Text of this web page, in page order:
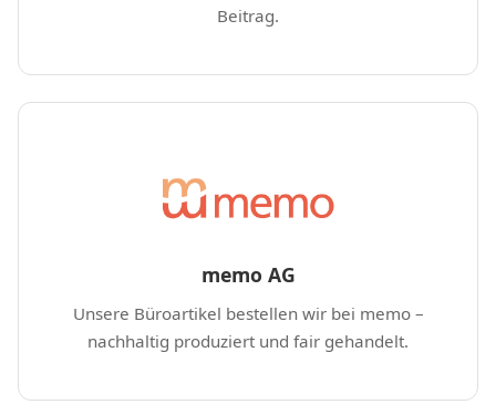
Beitrag.
memo AG
Unsere Büroartikel bestellen wir bei memo –
nachhaltig produziert und fair gehandelt.